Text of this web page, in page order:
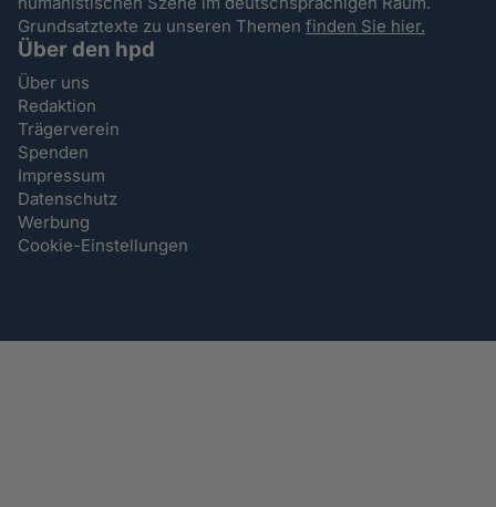
Grundsatztexte zu unseren Themenfinden Sie hier.
Über den hpd
Über uns
Redaktion
Trägerverein
Spenden
Impressum
Datenschutz
Werbung
Cookie-Einstellungen